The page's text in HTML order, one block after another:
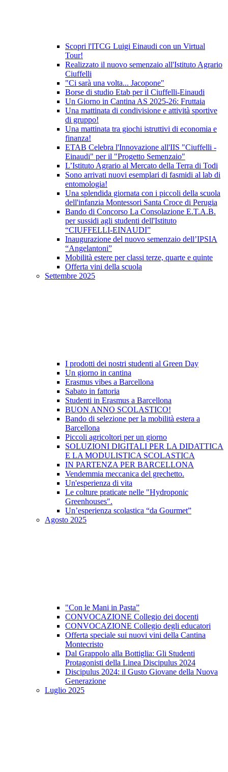
Scopri l'ITCG Luigi Einaudi con un Virtual
Tour!
Realizzato il nuovo semenzaio all'Istituto Agrario
Ciuffelli
"Ci sarà una volta... Jacopone"
Borse di studio Etab per il Ciuffelli-Einaudi
Un Giorno in Cantina AS 2025-26: Fruttaia
Una mattinata di condivisione e attività sportive
di gruppo!
Una mattinata tra giochi istruttivi di economia e
finanza!
ETAB Celebra l'Innovazione all'IIS "Ciuffelli -
Einaudi" per il "Progetto Semenzaio"
L’Istituto Agrario al Mercato della Terra di Todi
Sono arrivati nuovi esemplari di fasmidi al lab di
entomologia!
Una splendida giornata con i piccoli della scuola
dell'infanzia Montessori Santa Croce di Perugia
Bando di Concorso La Consolazione E.T.A.B.
per sussidi agli studenti dell'Istituto
“CIUFFELLI-EINAUDI”
Inaugurazione del nuovo semenzaio dell’IPSIA
“Angelantoni”
Mobilità estere per classi terze, quarte e quinte
Offerta vini della scuola
Settembre 2025
I prodotti dei nostri studenti al Green Day
Un giorno in cantina
Erasmus vibes a Barcellona
Sabato in fattoria
Studenti in Erasmus a Barcellona
BUON ANNO SCOLASTICO!
Bando di selezione per la mobilità estera a
Barcellona
Piccoli agricoltori per un giorno
SOLUZIONI DIGITALI PER LA DIDATTICA
E LA MODULISTICA SCOLASTICA
IN PARTENZA PER BARCELLONA
Vendemmia meccanica del grechetto.
Un'esperienza di vita
Le colture praticate nelle "Hydroponic
Greenhouses".
Un’esperienza scolastica “da Gourmet”
Agosto 2025
"Con le Mani in Pasta”
CONVOCAZIONE Collegio dei docenti
CONVOCAZIONE Collegio degli educatori
Offerta speciale sui nuovi vini della Cantina
Montecristo
Dal Grappolo alla Bottiglia: Gli Studenti
Protagonisti della Linea Discipulus 2024
Discipulus 2024: il Gusto Giovane della Nuova
Generazione
Luglio 2025